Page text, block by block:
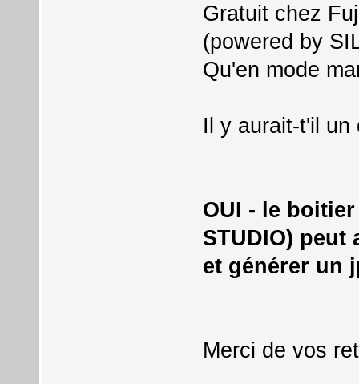
Gratuit chez
(powered by
Qu'en mode
Il y aurait-t'il un
OUI - le
STUDIO)
et générer un
Merci de vos